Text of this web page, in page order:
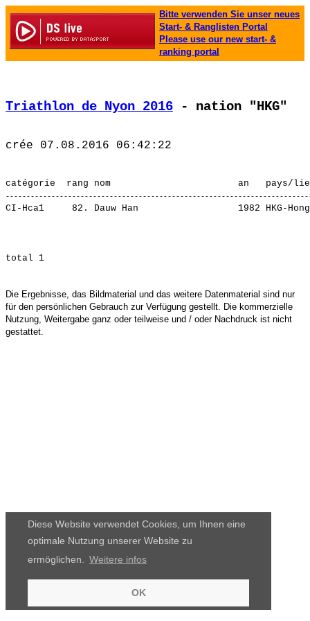
Diese Website verwendet Cookies, um Ihnen eine
optimale Nutzung unserer Website zu
ermöglichen.
Weitere infos
OK
Bitte verwenden Sie unser neues
Start- & Ranglisten Portal
Please use our new start- &
ranking portal
Triathlon de Nyon 2016 - nation "HKG"
CI-Hca1     82. Dauw Han                  1982
Die Ergebnisse, das Bildmaterial und das weitere Datenmaterial sind nur
für den persönlichen Gebrauch zur Verfügung gestellt. Die kommerzielle
Nutzung, Weitergabe ganz oder teilweise und / oder Nachdruck ist nicht
gestattet.